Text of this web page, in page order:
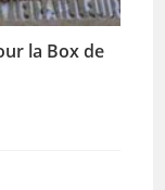
la Box de